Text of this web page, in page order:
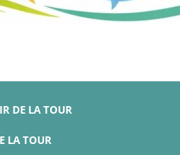
DE LA TOUR
LA TOUR